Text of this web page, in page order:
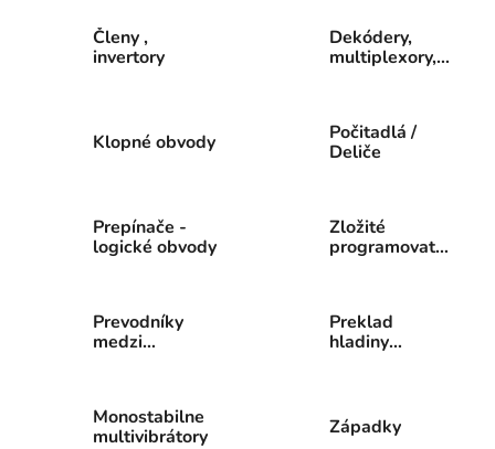
Členy ,
invertory
Dekódery,
multiplexory,
Klopné obvody
Počitadlá /
Deliče
Prepínače -
logické obvody
Zložité
programovateľné
Prevodníky
medzi
Preklad
hladiny
Monostabilne
multivibrátory
Západky